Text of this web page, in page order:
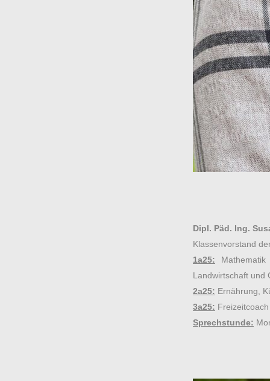
Dipl. Päd. Ing.
Klassenvorstand
1a25:
Landwirtschaft und
2a25: Ernährung,
3a25:
Sprechstunde: